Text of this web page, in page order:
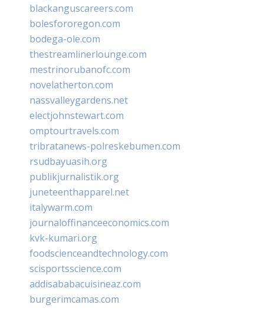
blackanguscareers.com
bolesfororegon.com
bodega-ole.com
thestreamlinerlounge.com
mestrinorubanofc.com
novelatherton.com
nassvalleygardens.net
electjohnstewart.com
omptourtravels.com
tribratanews-polreskebumen.com
rsudbayuasih.org
publikjurnalistik.org
juneteenthapparel.net
italywarm.com
journaloffinanceeconomics.com
kvk-kumari.org
foodscienceandtechnology.com
scisportsscience.com
addisababacuisineaz.com
burgerimcamas.com